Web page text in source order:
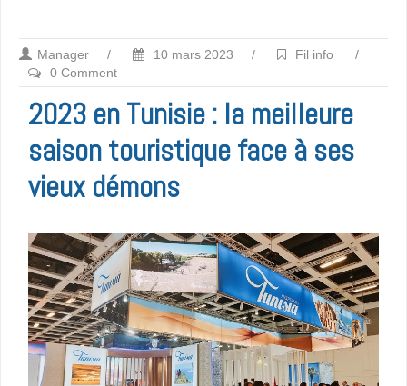
Manager / 10 mars 2023 / Fil info
/
0 Comment
2023 en Tunisie : la meilleure
saison touristique face à ses
vieux démons